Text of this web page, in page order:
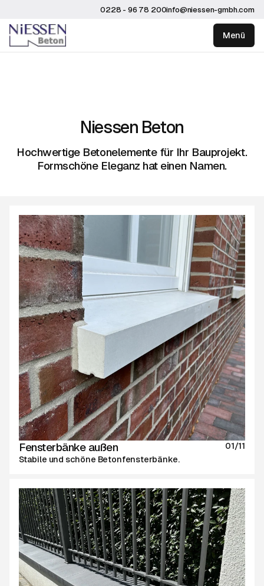
0228 - 96 78 200info@niessen-gmbh.com
Menü
Niessen Beton
Hochwertige Betonelemente für Ihr Bauprojekt.
Formschöne Eleganz hat einen Namen.
Fensterbänke außen
01/11
Stabile und schöne Betonfensterbänke.